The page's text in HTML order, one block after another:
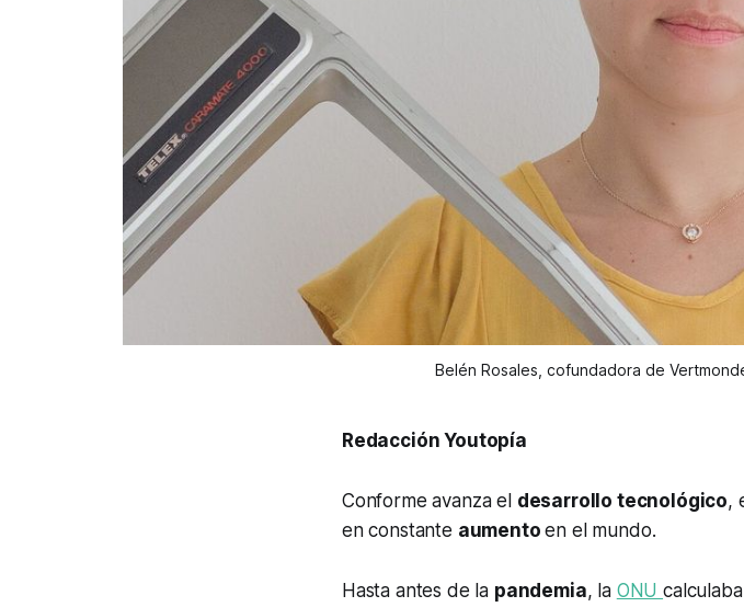
Belén Rosales, cofundadora de
Redacción Youtopía
Conforme avanza el desarrollo tecnológico,
en constante aumentoen el mundo.
Hasta antes de la pandemia, la ONU